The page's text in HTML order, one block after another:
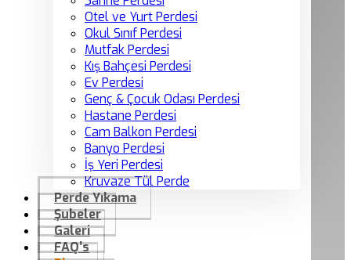
Otel ve Yurt Perdesi
Okul Sınıf Perdesi
Mutfak Perdesi
Kış Bahçesi Perdesi
Ev Perdesi
Genç & Çocuk Odası Perdesi
Hastane Perdesi
Cam Balkon Perdesi
Banyo Perdesi
İş Yeri Perdesi
Kruvaze Tül Perde
Perde Yıkama
Şubeler
Galeri
FAQ’s